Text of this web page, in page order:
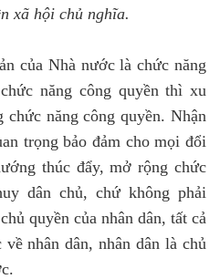
xã hội chủ nghĩa.
của Nhà nước là chức năng
năng công quyền thì xu
năng công quyền. Nhận
trọng bảo đảm cho mọi đổi
thúc đẩy, mở rộng chức
dân chủ, chứ không phải
quyền của nhân dân, tất cả
nhân dân, nhân dân là chủ